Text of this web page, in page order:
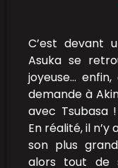
C’est devant
Asuka se
joyeuse…
demande à
avec Tsubasa
En réalité, il
son plus
alors tout de